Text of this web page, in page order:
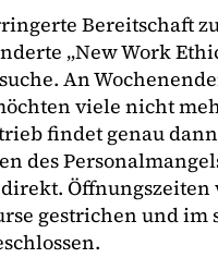
Bereitschaft
„New Work
An
viele nicht
findet genau
des
Öffnungszeiten
gestrichen und im